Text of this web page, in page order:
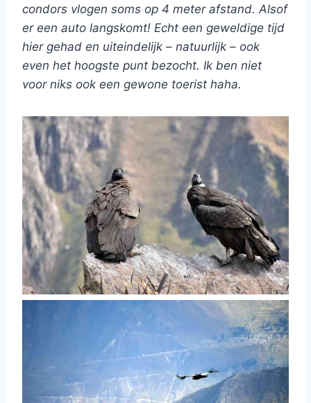
condors vlogen soms op 4 meter afstand. Alsof
er een auto langskomt! Echt een geweldige tijd
hier gehad en uiteindelijk – natuurlijk – ook
even het hoogste punt bezocht. Ik ben niet
voor niks ook een gewone toerist haha.